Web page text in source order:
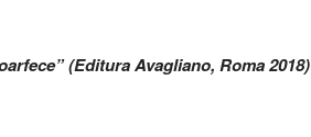
(Editura Avagliano, Roma 2018)